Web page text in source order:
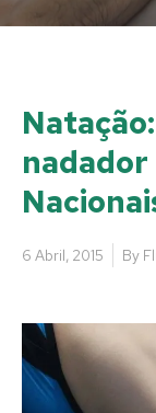
6 Abril, 2015 By